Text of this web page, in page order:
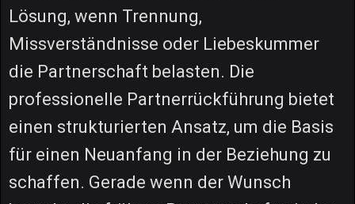
Lösung, wenn Trennung,
Missverständnisse oder Liebeskummer
die Partnerschaft belasten. Die
professionelle Partnerrückführung bietet
einen strukturierten Ansatz, um die Basis
für einen Neuanfang in der Beziehung zu
schaffen. Gerade wenn der Wunsch